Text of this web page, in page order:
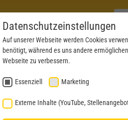
PRODUCTS
Datenschutzeinstellungen
Auf unserer Webseite werden Cookies
benötigt, während es uns andere
Webseite zu verbessern.
Essenziell Marketing
Externe Inhalte (YouTube,